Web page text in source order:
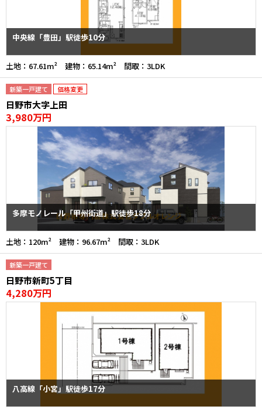
中央線「豊田」駅徒歩10分
土地：67.61m² 建物：65.14m² 間取：3LDK
新築一戸建て 価格変更
日野市大字上田
3,980万円
多摩モノレール「甲州街道」駅徒歩18分
土地：120m² 建物：96.67m² 間取：3LDK
新築一戸建て
日野市新町5丁目
4,280万円
八高線「小宮」駅徒歩17分